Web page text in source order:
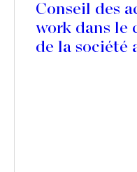
Conseil des
work dans le
de la société